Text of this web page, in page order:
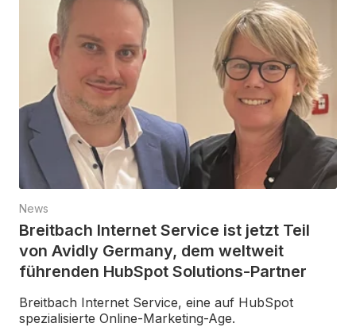
News
Breitbach Internet Service ist jetzt Teil
von Avidly Germany, dem weltweit
führenden HubSpot Solutions-Partner
Breitbach Internet Service, eine auf HubSpot
spezialisierte Online-Marketing-Age.